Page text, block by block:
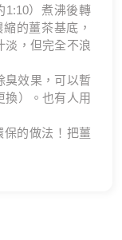
1:10）煮沸後轉
的薑茶基底，
淡，但完全不浪
臭效果，可以暫
換）。也有人用
保的做法！把薑